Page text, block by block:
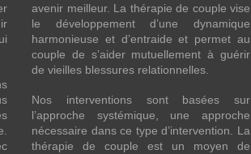
avenir meilleur. La thérapie de couple vise
le développement d’une dynamique
harmonieuse et d’entraide et permet au
couple de s’aider mutuellement à guérir
de vieilles blessures relationnelles.
Nos interventions sont basées sur
l’approche systémique, une approche
nécessaire dans ce type d’intervention. La
thérapie de couple est un moyen de